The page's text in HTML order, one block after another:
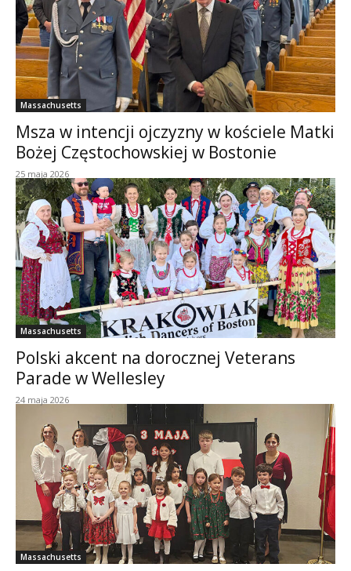
Massachusetts
Msza w intencji ojczyzny w kościele Matki
Bożej Częstochowskiej w Bostonie
25 maja 2026
Massachusetts
Polski akcent na dorocznej Veterans
Parade w Wellesley
24 maja 2026
Massachusetts